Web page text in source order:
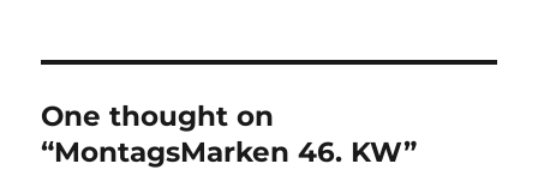
One thought on
“MontagsMarken 46. KW”